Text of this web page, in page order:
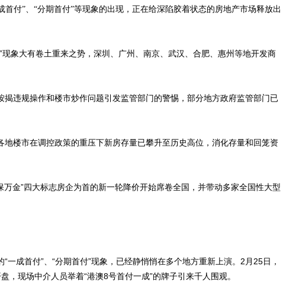
付”、“分期首付”等现象的出现，正在给深陷胶着状态的房地产市场释放出
象大有卷土重来之势，深圳、广州、南京、武汉、合肥、惠州等地开发商
违规操作和楼市炒作问题引发监管部门的警惕，部分地方政府监管部门已
楼市在调控政策的重压下新房存量已攀升至历史高位，消化存量和回笼资
金”四大标志房企为首的新一轮降价开始席卷全国，并带动多家全国性大型
成首付”、“分期首付”现象，已经静悄悄在多个地方重新上演。2月25日，
，现场中介人员举着“港澳8号首付一成”的牌子引来千人围观。